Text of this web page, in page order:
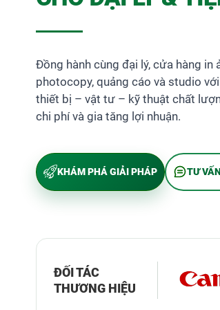
Giá Bán Máy Đóng Lò Xo
Đồng hành cùng đại lý, cửa hàng in
photocopy, quảng cáo và studio
thiết bị – vật tư – kỹ thuật chất
chi phí và gia tăng lợi nhuận.
KHÁM PHÁ GIẢI PHÁP TƯ
ĐỐI TÁC
THƯƠNG HIỆU